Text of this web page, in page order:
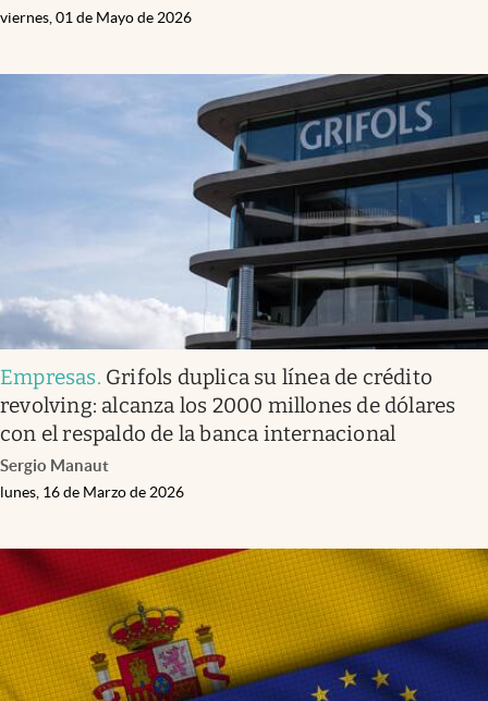
viernes, 01 de Mayo de 2026
Empresas. Grifols duplica su línea de crédito
revolving: alcanza los 2000 millones de dólares
con el respaldo de la banca internacional
Sergio Manaut
lunes, 16 de Marzo de 2026